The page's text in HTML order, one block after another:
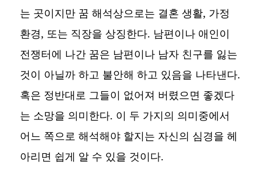
는 곳이지만 꿈 해석상으로는 결혼 생활, 가정
환경, 또는 직장을 상징한다. 남편이나 애인이
전쟁터에 나간 꿈은 남편이나 남자 친구를 잃는
것이 아닐까 하고 불안해 하고 있음을 나타낸다.
혹은 정반대로 그들이 없어져 버렸으면 좋겠다
는 소망을 의미한다. 이 두 가지의 의미중에서
어느 쪽으로 해석해야 할지는 자신의 심경을 헤
아리면 쉽게 알 수 있을 것이다.